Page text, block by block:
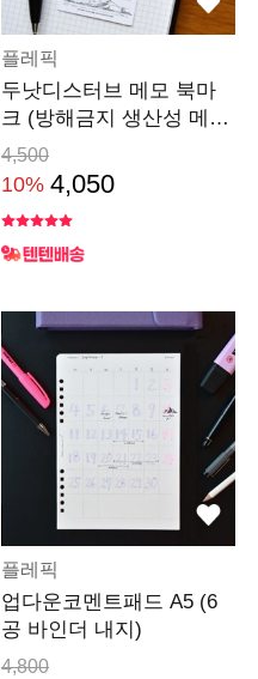
플레픽
두낫디스터브 메모 북마
크 (방해금지 생산성 메모
플래너)
4,500
10% 4,050
플레픽
업다운코멘트패드 A5 (6
공 바인더 내지)
4,800